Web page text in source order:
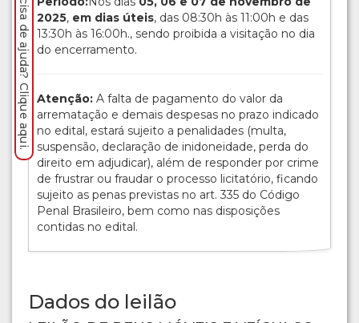
2025, em dias úteis, das 08:30h às 11:00h e das
13:30h às 16:00h., sendo proibida a visitação no dia
do encerramento.
Atenção: A falta de pagamento do valor da
arrematação e demais despesas no prazo indicado
no edital, estará sujeito a penalidades (multa,
suspensão, declaração de inidoneidade, perda do
direito em adjudicar), além de responder por crime
de frustrar ou fraudar o processo licitatório, ficando
sujeito as penas previstas no art. 335 do Código
Penal Brasileiro, bem como nas disposições
contidas no edital.
Dados do leilão
Precisa de ajuda? Clique aqui.